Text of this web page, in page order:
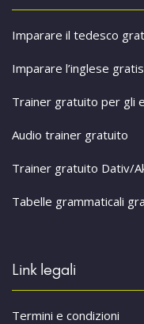
Imparare il tedesco
Imparare l’inglese gratis
Trainer gratuito per gli
Audio trainer gratuito
Trainer gratuito Dativ/
Tabelle grammaticali
Link legali
Termini e condizioni